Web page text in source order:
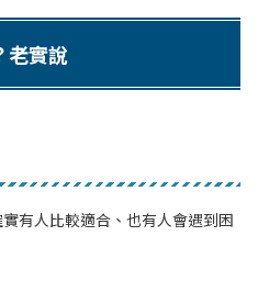
老實說
有人比較適合、也有人會遇到困